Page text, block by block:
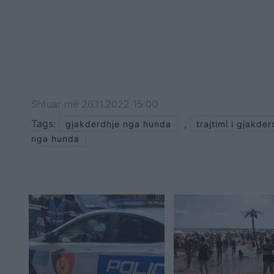
Shtuar më 26.11.2022 15:00
Tags:
gjakderdhje nga hunda ,
trajtimi i
nga hunda